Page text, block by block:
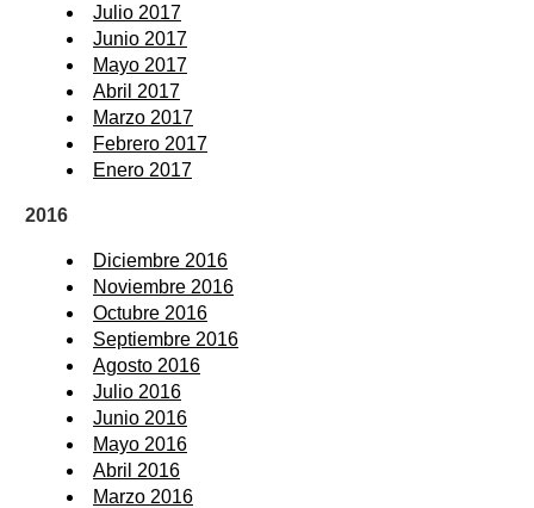
Julio 2017
Junio 2017
Mayo 2017
Abril 2017
Marzo 2017
Febrero 2017
Enero 2017
2016
Diciembre 2016
Noviembre 2016
Octubre 2016
Septiembre 2016
Agosto 2016
Julio 2016
Junio 2016
Mayo 2016
Abril 2016
Marzo 2016